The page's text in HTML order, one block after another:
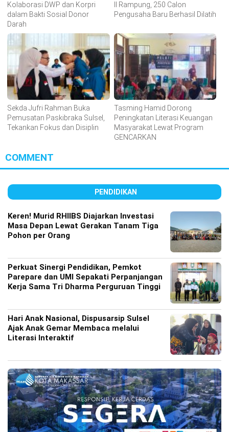
Kolaborasi DWP dan Korpri
dalam Bakti Sosial Donor
Darah
II Rampung, 250 Calon
Pengusaha Baru Berhasil Dilatih
Sekda Jufri Rahman Buka
Pemusatan Paskibraka Sulsel,
Tekankan Fokus dan Disiplin
Tasming Hamid Dorong
Peningkatan Literasi Keuangan
Masyarakat Lewat Program
GENCARKAN
COMMENT
PENDIDIKAN
Keren! Murid RHIIBS Diajarkan Investasi
Masa Depan Lewat Gerakan Tanam Tiga
Pohon per Orang
Perkuat Sinergi Pendidikan, Pemkot
Parepare dan UMI Sepakati Perpanjangan
Kerja Sama Tri Dharma Perguruan Tinggi
Hari Anak Nasional, Dispusarsip Sulsel
Ajak Anak Gemar Membaca melalui
Literasi Interaktif